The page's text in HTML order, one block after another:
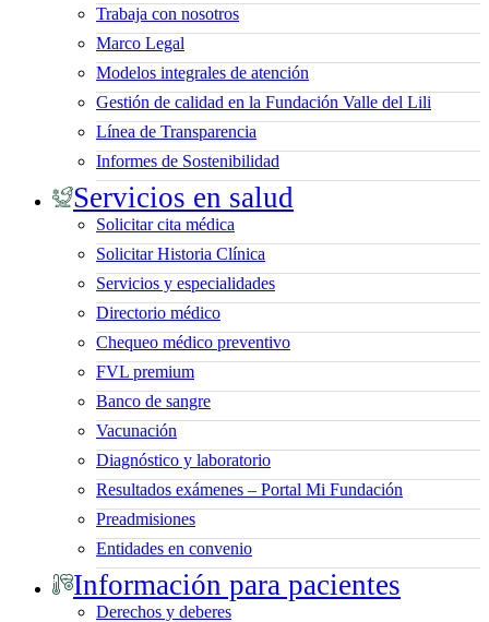
Trabaja con nosotros
Marco Legal
Modelos integrales de atención
Gestión de calidad en la Fundación Valle del Lili
Línea de Transparencia
Informes de Sostenibilidad
Servicios en salud
Solicitar cita médica
Solicitar Historia Clínica
Servicios y especialidades
Directorio médico
Chequeo médico preventivo
FVL premium
Banco de sangre
Vacunación
Diagnóstico y laboratorio
Resultados exámenes – Portal Mi Fundación
Preadmisiones
Entidades en convenio
Información para pacientes
Derechos y deberes